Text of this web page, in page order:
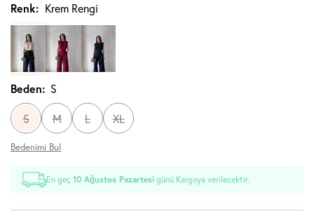
Renk: Krem Rengi
Beden: S
S M L XL
Bedenimi Bul
En geç10 Ağustos Pazartesi günü Kargoya verilecektir.